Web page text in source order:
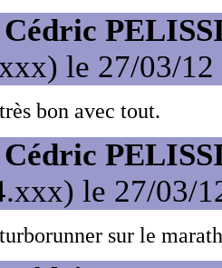
le 27/03/12
bon avec tout.
le 27/03/
sur le